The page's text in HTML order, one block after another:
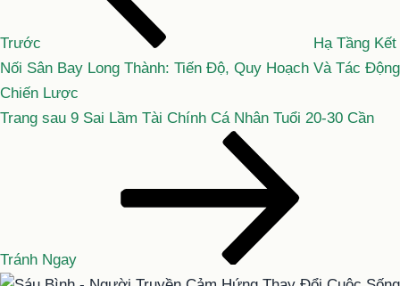
viết
Trước
Hạ Tầng Kết
Nối Sân Bay Long Thành: Tiến Độ, Quy Hoạch Và Tác Động
Chiến Lược
Bài
Trang sau 9 Sai Lầm Tài Chính Cá Nhân Tuổi 20-30 Cần
Tránh Ngay